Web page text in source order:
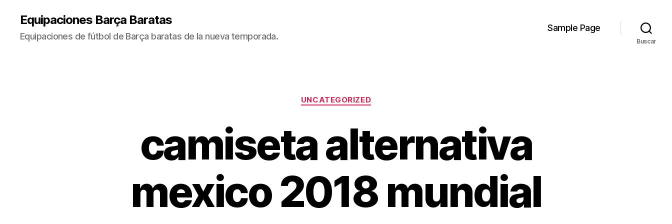
Equipaciones Barça Baratas
Equipaciones de fútbol de Barça baratas de la nueva temporada.
Sample Page
Buscar
Categorías
UNCATEGORIZED
camiseta alternativa
mexico 2018 mundial